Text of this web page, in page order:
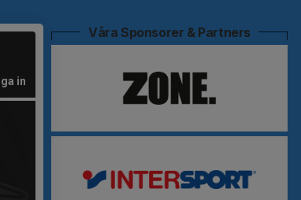
in
Våra Sponsorer & Partners